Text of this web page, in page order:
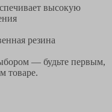
высокую
резина
— будьте первым,
товаре.